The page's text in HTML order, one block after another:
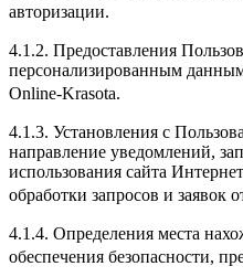
авторизации.
4.1.2. Предоставления
персонализированным
Online-Krasota.
4.1.3. Установления с
направление уведомлений,
использования сайта
обработки запросов и заявок
4.1.4. Определения места
обеспечения безопасности,